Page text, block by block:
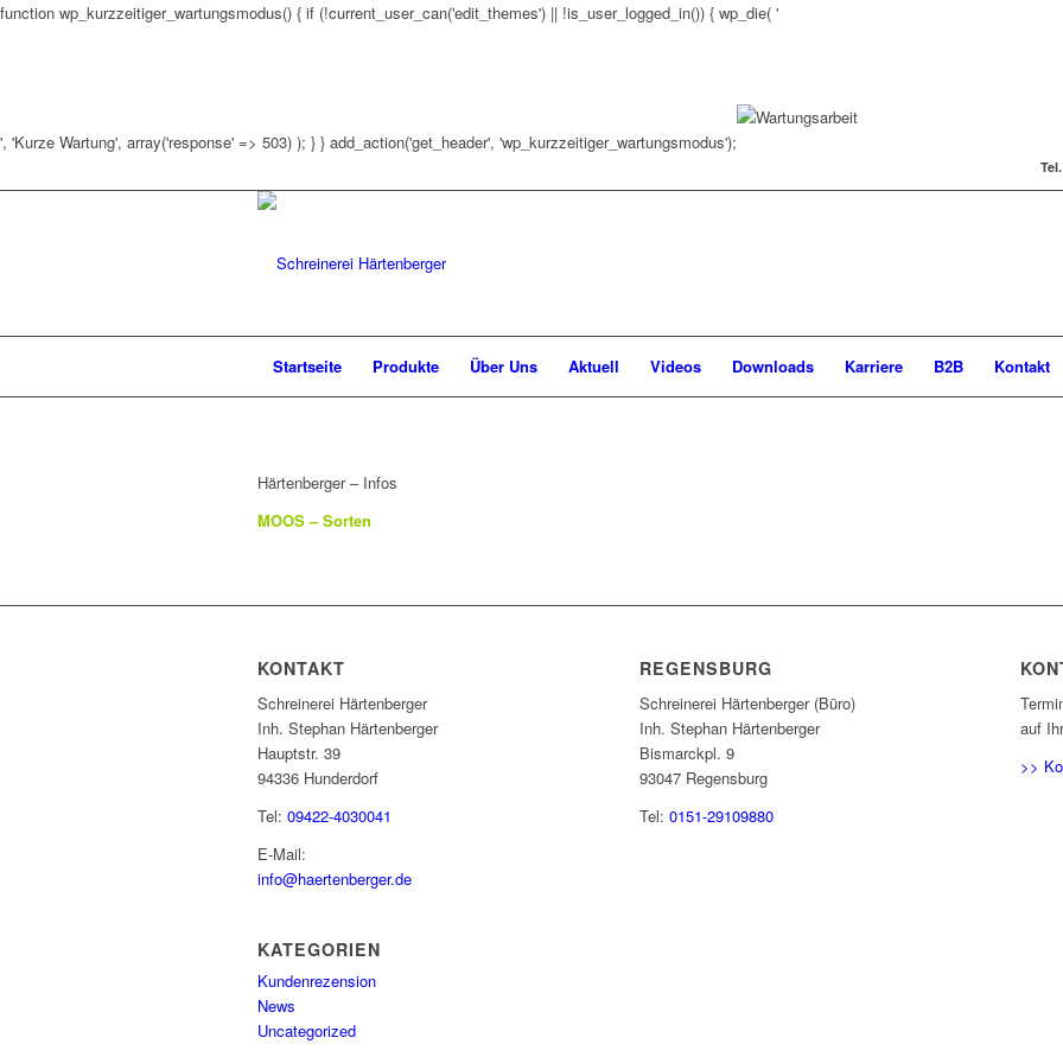
function wp_kurzzeitiger_wartungsmodus() { if (!current_user_can('edit_themes') || !is_user_logged_in()) { wp_die( '
', 'Kurze Wartung', array('response' => 503) ); } } add_action('get_header', 'wp_kurzzeitiger_wartungsmodus');
Startseite Produkte Über Uns Aktuell Videos Downloads Karriere B2B Kontakt
Härtenberger – Infos
MOOS – Sorten
KONTAKT
Schreinerei Härtenberger
Inh. Stephan Härtenberger
Hauptstr. 39
94336 Hunderdorf
Tel: 09422-4030041
E-Mail:
info@haertenberger.de
KATEGORIEN
Kundenrezension
News
Uncategorized
REGENSBURG
Schreinerei Härtenberger (Büro)
Inh. Stephan Härtenberger
Bismarckpl. 9
93047 Regensburg
Tel: 0151-29109880
auf
>>